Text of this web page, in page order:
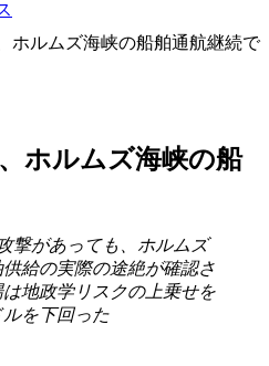
ホルムズ海峡の船舶通航継続で
ホルムズ海峡の船
撃があっても、ホルムズ
給の実際の途絶が確認さ
地政学リスクの上乗せを
を下回った